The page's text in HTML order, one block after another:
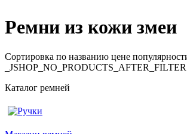
Ремни из кожи змеи
Сортировка по названию цене
_JSHOP_NO_PRODUCTS_AFTER_FILTER
Каталог ремней